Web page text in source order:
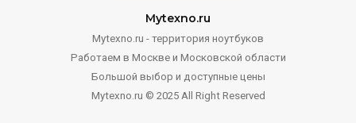
Mytexno.ru
Mytexno.ru - территория ноутбуков
Работаем в Москве и Московской области
Большой выбор и доступные цены
Mytexno.ru © 2025 All Right Reserved